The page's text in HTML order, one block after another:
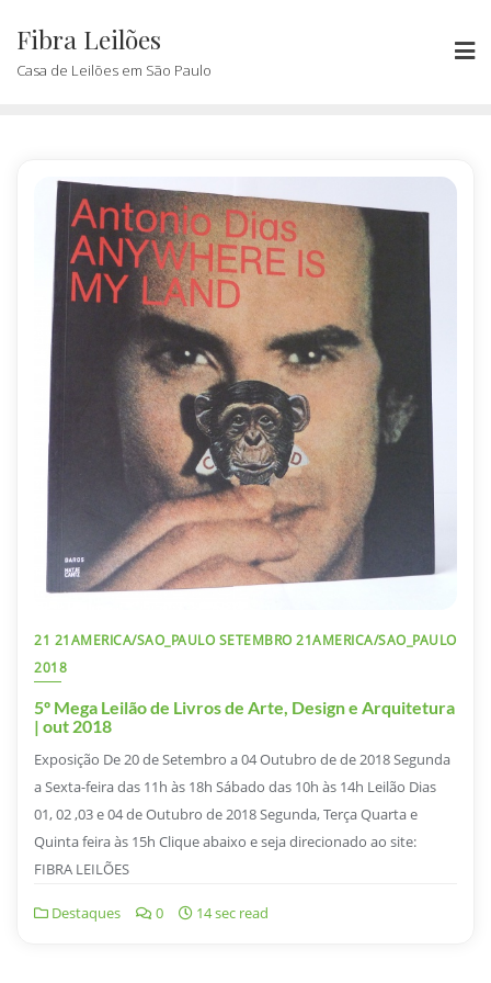
content
Fibra Leilões
Casa de Leilões em São Paulo
21 21AMERICA/SAO_PAULO SETEMBRO 21AMERICA/SAO_PAULO
2018
5º Mega Leilão de Livros de Arte, Design e Arquitetura
| out 2018
Exposição De 20 de Setembro a 04 Outubro de de 2018 Segunda
a Sexta-feira das 11h às 18h Sábado das 10h às 14h Leilão Dias
01, 02 ,03 e 04 de Outubro de 2018 Segunda, Terça Quarta e
Quinta feira às 15h Clique abaixo e seja direcionado ao site:
FIBRA LEILÕES
Destaques 0 14 sec read